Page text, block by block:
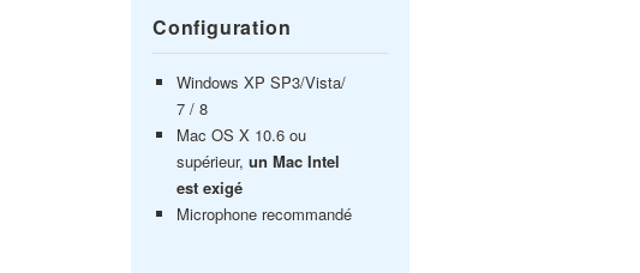
Configuration
Windows XP SP3/Vista/
7 / 8
Mac OS X 10.6 ou
supérieur, un Mac Intel
est exigé
Microphone recommandé